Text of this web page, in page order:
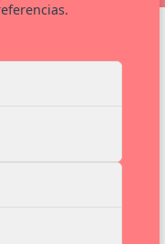
de hablar contigo